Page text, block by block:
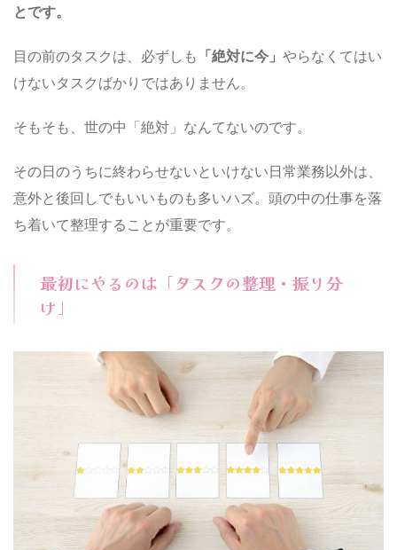
とです。
目の前のタスクは、必ずしも 「絶対に今」 やらなくてはい
けないタスクばかりではありません。
そもそも、世の中「絶対」なんてないのです。
その日のうちに終わらせないといけない日常業務以外は、
意外と後回しでもいいものも多いハズ。頭の中の仕事を落
ち着いて整理することが重要です。
最初にやるのは「タスクの整理・振り分
け」